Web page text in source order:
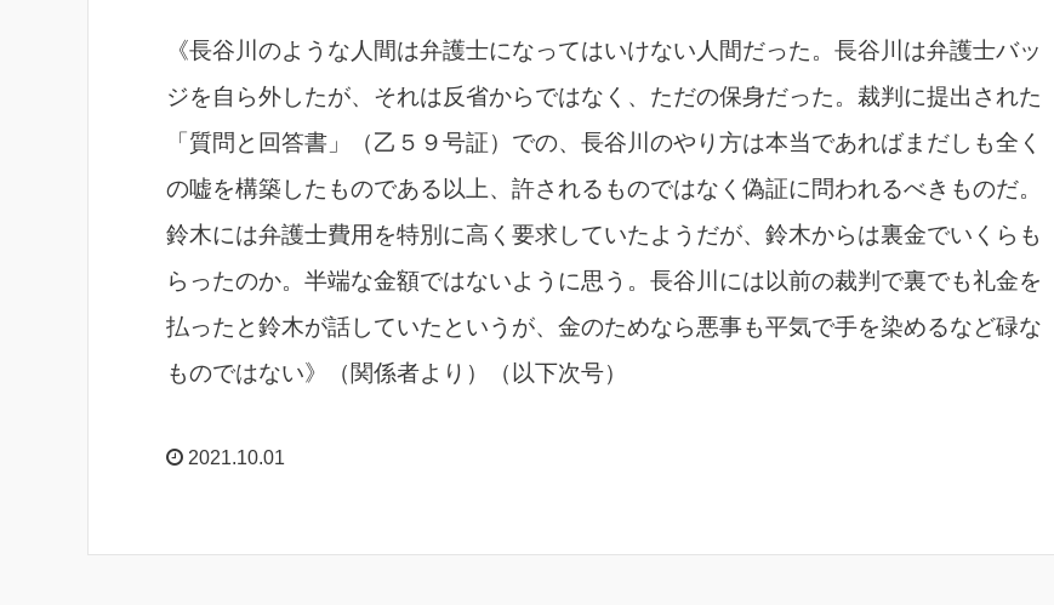
《長谷川のような人間は弁護士になってはいけない人間だった。長谷川は弁護士バッ
ジを自ら外したが、それは反省からではなく、ただの保身だった。裁判に提出された
「質問と回答書」（乙５９号証）での、長谷川のやり方は本当であればまだしも全く
の嘘を構築したものである以上、許されるものではなく偽証に問われるべきものだ。
鈴木には弁護士費用を特別に高く要求していたようだが、鈴木からは裏金でいくらも
らったのか。半端な金額ではないように思う。長谷川には以前の裁判で裏でも礼金を
払ったと鈴木が話していたというが、金のためなら悪事も平気で手を染めるなど碌な
ものではない》（関係者より）（以下次号）
2021.10.01